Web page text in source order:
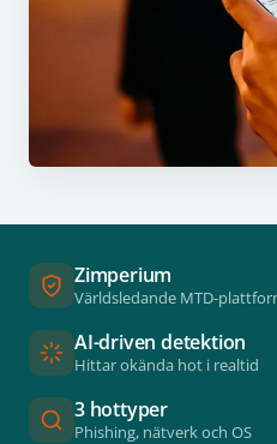
Zimperium
Världsledande MTD-
AI-driven detektion
Hittar okända hot i realtid
3 hottyper
Phishing, nätverk och OS